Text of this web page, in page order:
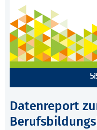
Datenreport